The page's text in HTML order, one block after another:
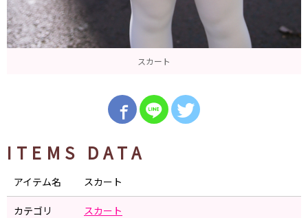
スカート
ITEMS DATA
アイテム名 スカート
カテゴリ スカート